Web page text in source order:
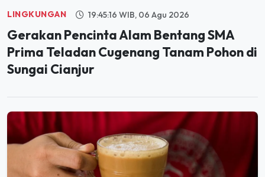
Gerakan Pencinta Alam Bentang SMA
Prima Teladan Cugenang Tanam Pohon di
Sungai Cianjur